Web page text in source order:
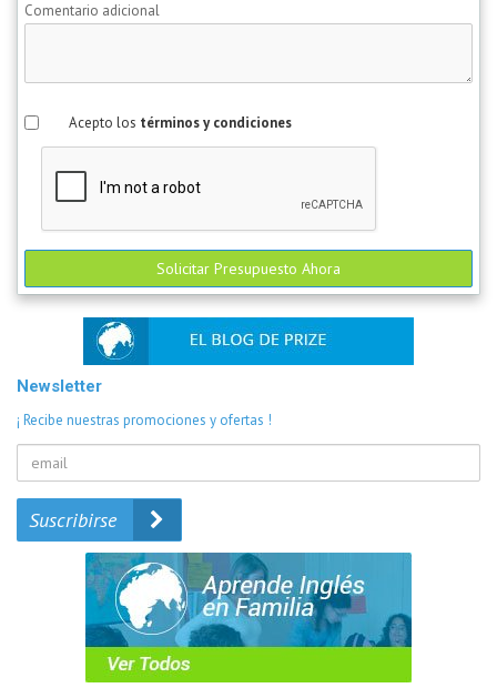
Comentario adicional
Acepto los términos y condiciones
Solicitar Presupuesto Ahora
Newsletter
¡ Recibe nuestras promociones y ofertas !
Suscribirse